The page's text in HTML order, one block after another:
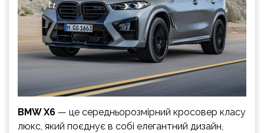
BMW X6 — це середньорозмірний кросовер класу
люкс, який поєднує в собі елегантний дизайн,